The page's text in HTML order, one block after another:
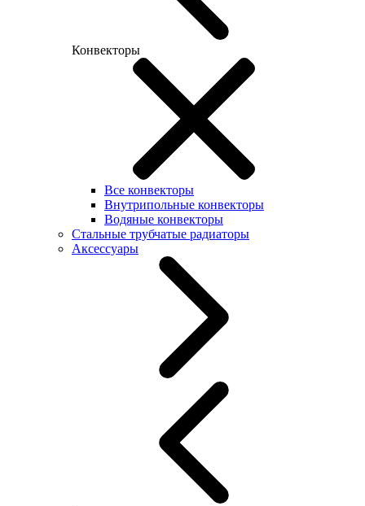
Конвекторы
Все конвекторы
Внутрипольные конвекторы
Водяные конвекторы
Стальные трубчатые радиаторы
Аксессуары